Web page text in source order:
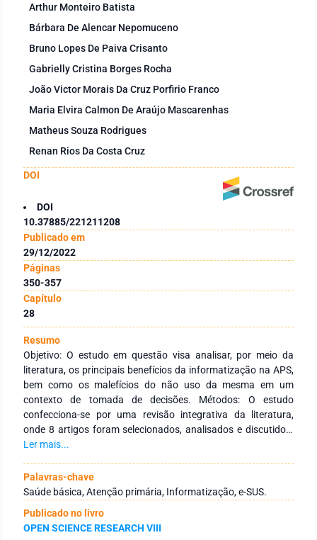
Arthur Monteiro Batista
Bárbara De Alencar Nepomuceno
Bruno Lopes De Paiva Crisanto
Gabrielly Cristina Borges Rocha
João Victor Morais Da Cruz Porfirio Franco
Maria Elvira Calmon De Araújo Mascarenhas
Matheus Souza Rodrigues
Renan Rios Da Costa Cruz
DOI
DOI
10.37885/221211208
Publicado em
29/12/2022
Páginas
350-357
Capítulo
28
Resumo
Objetivo: O estudo em questão visa analisar, por meio da
literatura, os principais benefícios da informatização na APS,
bem como os malefícios do não uso da mesma em um
contexto de tomada de decisões. Métodos: O estudo
confecciona-se por uma revisão integrativa da literatura,
onde 8 artigos foram selecionados, analisados e discutidos.
Resultados: Com o advento da tecnologia e surgimento do e-
melhoria no que tange ao atendimento do paciente.
Entretanto, fica claro que ainda há muitos processos que
urgem melhorias, bem como a capacitação profissional para
o uso das ferramentas e melhor redirecionamento financeiro
por parte do setor público. Conclusão: A aplicabilidade do e-
Ler mais...
Palavras-chave
Saúde básica, Atenção primária, Informatização, e-SUS.
Publicado no livro
OPEN SCIENCE RESEARCH VIII